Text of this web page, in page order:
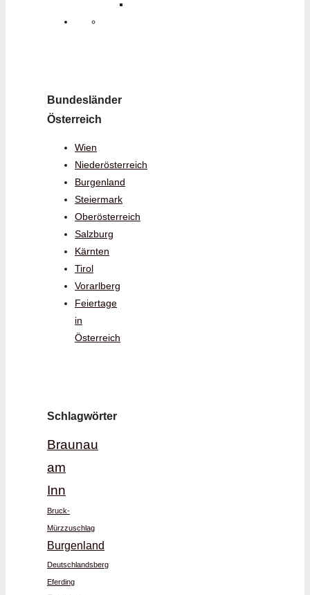
Bundesländer
Österreich
Wien
Niederösterreich
Burgenland
Steiermark
Oberösterreich
Salzburg
Kärnten
Tirol
Vorarlberg
Feiertage
in
Österreich
Schlagwörter
Braunau
am
Inn
Bruck-
Mürzzuschlag
Burgenland
Deutschlandsberg
Eferding